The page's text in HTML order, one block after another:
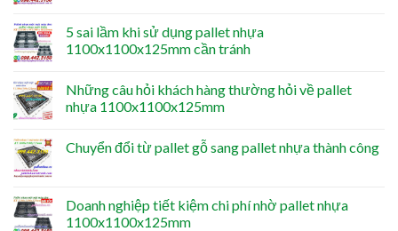
5 sai lầm khi sử dụng pallet nhựa
1100x1100x125mm cần tránh
Những câu hỏi khách hàng thường hỏi về pallet
nhựa 1100x1100x125mm
Chuyển đổi từ pallet gỗ sang pallet nhựa thành công
Doanh nghiệp tiết kiệm chi phí nhờ pallet nhựa
1100x1100x125mm